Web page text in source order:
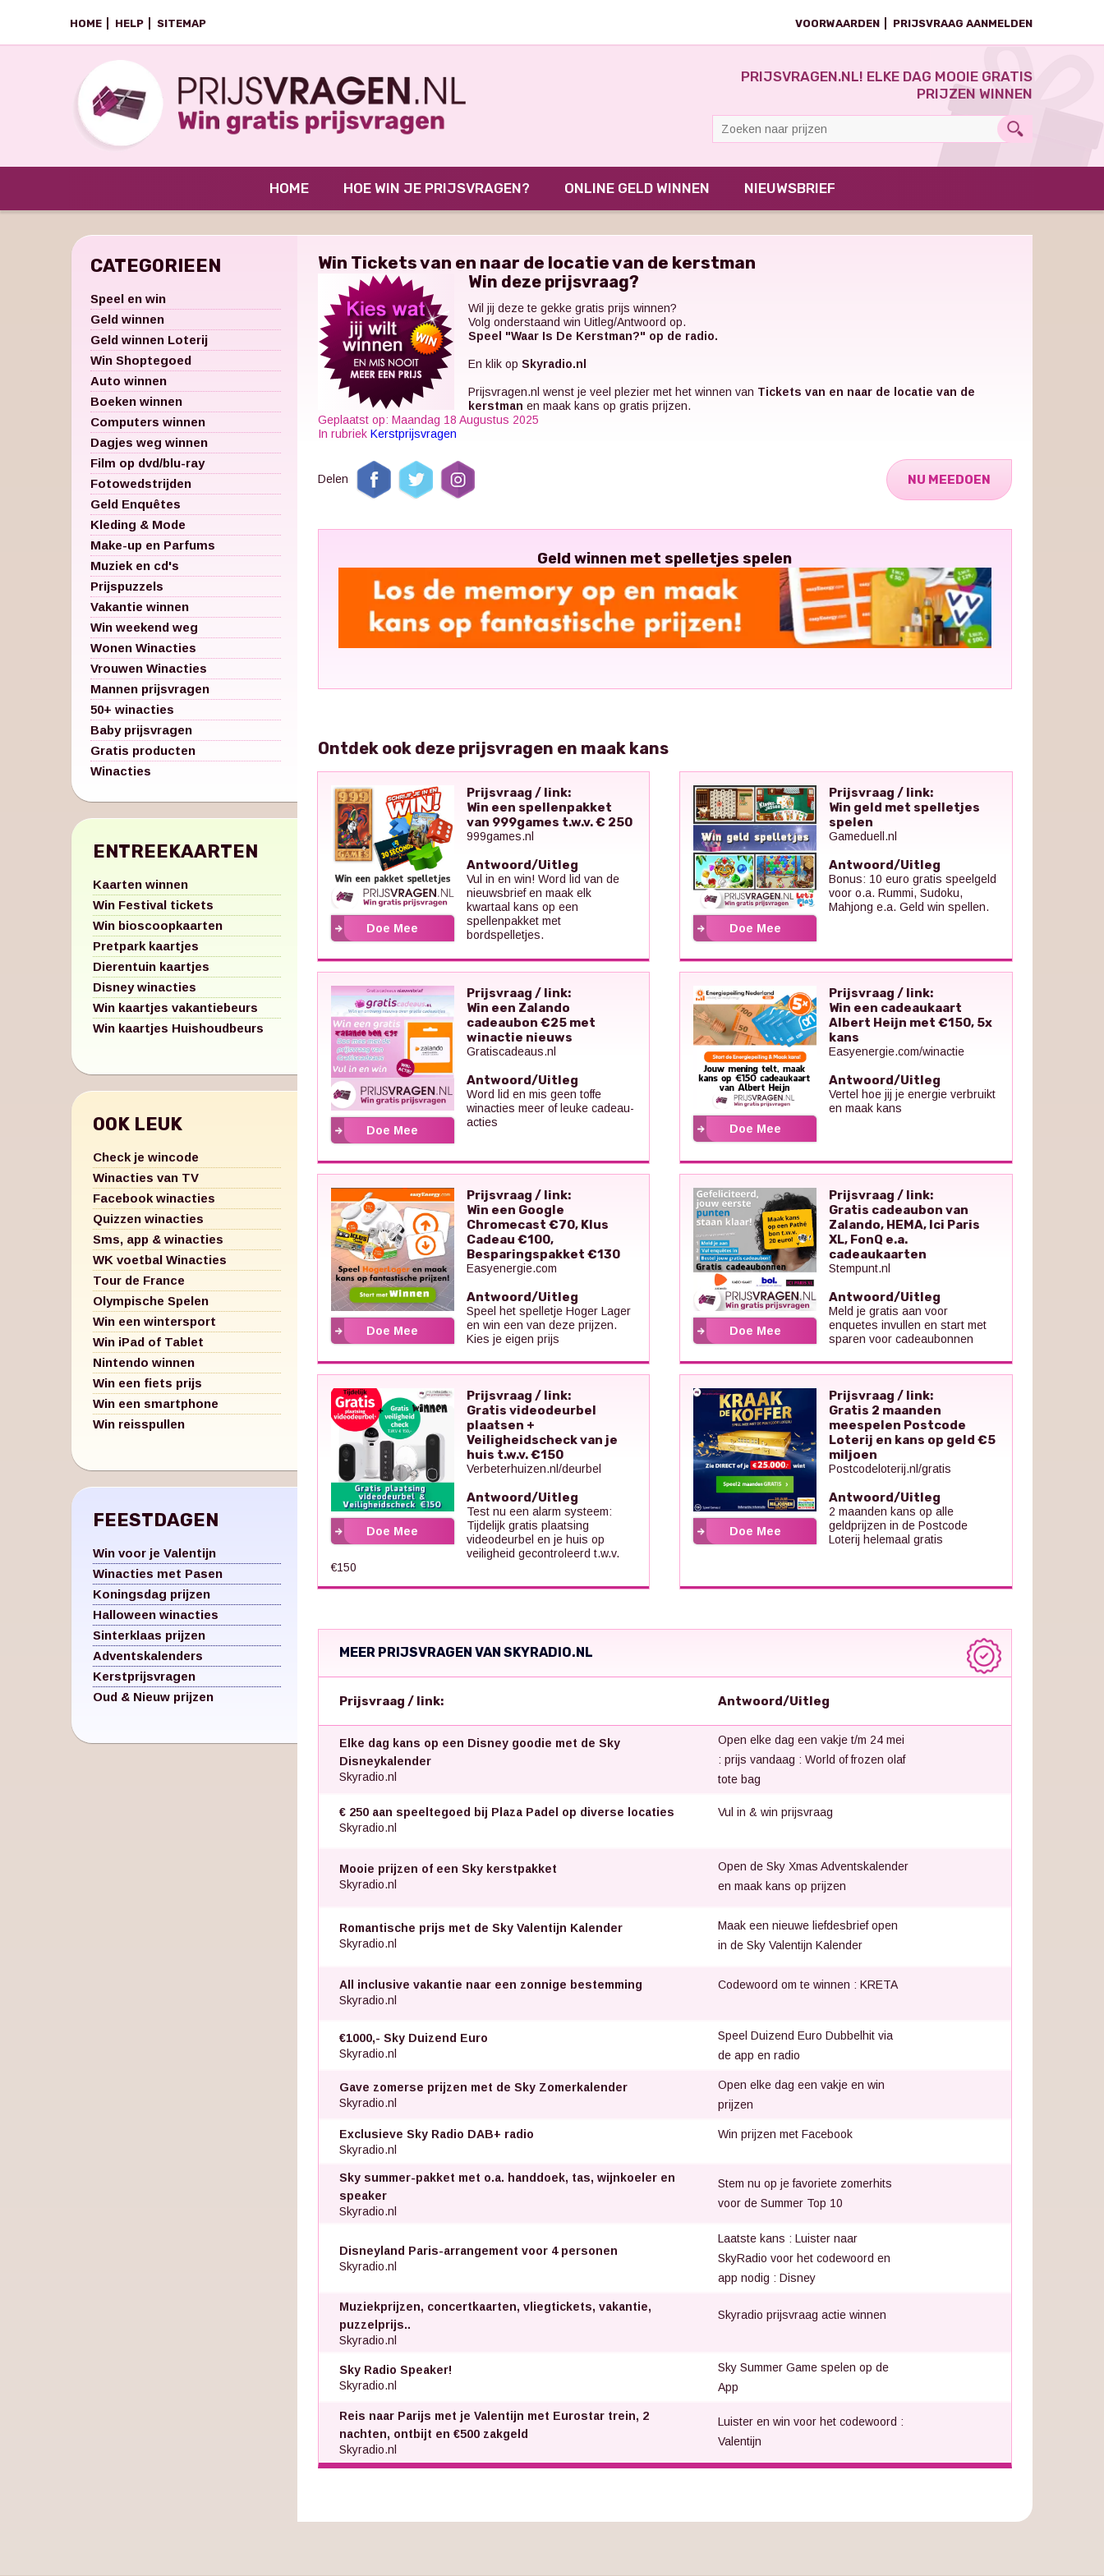
HOME HELP SITEMAP VOORWAARDEN PRIJSVRAAG AANMELDEN
PRIJSVRAGEN.NL! ELKE DAG MOOIE GRATIS
PRIJZEN WINNEN
HOME HOE WIN JE PRIJSVRAGEN? ONLINE GELD WINNEN NIEUWSBRIEF
CATEGORIEEN
Speel en win
Geld winnen
Geld winnen Loterij
Win Shoptegoed
Auto winnen
Boeken winnen
Computers winnen
Dagjes weg winnen
Film op dvd/blu-ray
Fotowedstrijden
Geld Enquêtes
Kleding & Mode
Make-up en Parfums
Muziek en cd's
Prijspuzzels
Vakantie winnen
Win weekend weg
Wonen Winacties
Vrouwen Winacties
Mannen prijsvragen
50+ winacties
Baby prijsvragen
Gratis producten
Winacties
ENTREEKAARTEN
Kaarten winnen
Win Festival tickets
Win bioscoopkaarten
Pretpark kaartjes
Dierentuin kaartjes
Disney winacties
Win kaartjes vakantiebeurs
Win kaartjes Huishoudbeurs
OOK LEUK
Check je wincode
Winacties van TV
Facebook winacties
Quizzen winacties
Sms, app & winacties
WK voetbal Winacties
Tour de France
Olympische Spelen
Win een wintersport
Win iPad of Tablet
Nintendo winnen
Win een fiets prijs
Win een smartphone
Win reisspullen
FEESTDAGEN
Win voor je Valentijn
Winacties met Pasen
Koningsdag prijzen
Halloween winacties
Sinterklaas prijzen
Adventskalenders
Kerstprijsvragen
Oud & Nieuw prijzen
Win Tickets van en naar de locatie van de kerstman
Win deze prijsvraag?
Wil jij deze te gekke gratis prijs winnen?
Volg onderstaand win Uitleg/Antwoord op.
Speel "Waar Is De Kerstman?" op de radio.
En klik op Skyradio.nl
Prijsvragen.nl wenst je veel plezier met het winnen van Tickets van en naar de locatie van de
kerstman en maak kans op gratis prijzen.
Geplaatst op: Maandag 18 Augustus 2025
In rubriek Kerstprijsvragen
Delen NU MEEDOEN
Geld winnen met spelletjes spelen
Ontdek ook deze prijsvragen en maak kans
Doe Mee
Prijsvraag / link:
Win een spellenpakket
van 999games t.w.v. € 250
999games.nl
Antwoord/Uitleg
Vul in en win! Word lid van de
nieuwsbrief en maak elk
kwartaal kans op een
spellenpakket met
bordspelletjes.
Doe Mee
Prijsvraag / link:
Win geld met spelletjes
spelen
Gameduell.nl
Antwoord/Uitleg
Bonus: 10 euro gratis speelgeld
voor o.a. Rummi, Sudoku,
Mahjong e.a. Geld win spellen.
Doe Mee
Prijsvraag / link:
Win een Zalando
cadeaubon €25 met
winactie nieuws
Gratiscadeaus.nl
Antwoord/Uitleg
Word lid en mis geen toffe
winacties meer of leuke cadeau-
acties
Doe Mee
Prijsvraag / link:
Win een cadeaukaart
Albert Heijn met €150, 5x
kans
Easyenergie.com/winactie
Antwoord/Uitleg
Vertel hoe jij je energie verbruikt
en maak kans
Doe Mee
Prijsvraag / link:
Win een Google
Chromecast €70, Klus
Cadeau €100,
Besparingspakket €130
Easyenergie.com
Antwoord/Uitleg
Speel het spelletje Hoger Lager
en win een van deze prijzen.
Kies je eigen prijs
Doe Mee
Prijsvraag / link:
Gratis cadeaubon van
Zalando, HEMA, Ici Paris
XL, FonQ e.a.
cadeaukaarten
Stempunt.nl
Antwoord/Uitleg
Meld je gratis aan voor
enquetes invullen en start met
sparen voor cadeaubonnen
Doe Mee
Prijsvraag / link:
Gratis videodeurbel
plaatsen +
Veiligheidscheck van je
huis t.w.v. €150
Verbeterhuizen.nl/deurbel
Antwoord/Uitleg
Test nu een alarm systeem:
Tijdelijk gratis plaatsing
videodeurbel en je huis op
veiligheid gecontroleerd t.w.v.
€150
Doe Mee
Prijsvraag / link:
Gratis 2 maanden
meespelen Postcode
Loterij en kans op geld €5
miljoen
Postcodeloterij.nl/gratis
Antwoord/Uitleg
2 maanden kans op alle
geldprijzen in de Postcode
Loterij helemaal gratis
MEER PRIJSVRAGEN VAN SKYRADIO.NL
Prijsvraag / link: Antwoord/Uitleg
Elke dag kans op een Disney goodie met de Sky
Disneykalender
Skyradio.nl
Open elke dag een vakje t/m 24 mei
: prijs vandaag : World of frozen olaf
tote bag
€ 250 aan speeltegoed bij Plaza Padel op diverse locaties
Skyradio.nl
Vul in & win prijsvraag
Mooie prijzen of een Sky kerstpakket
Skyradio.nl
Open de Sky Xmas Adventskalender
en maak kans op prijzen
Romantische prijs met de Sky Valentijn Kalender
Skyradio.nl
Maak een nieuwe liefdesbrief open
in de Sky Valentijn Kalender
All inclusive vakantie naar een zonnige bestemming
Skyradio.nl
Codewoord om te winnen : KRETA
€1000,- Sky Duizend Euro
Skyradio.nl
Speel Duizend Euro Dubbelhit via
de app en radio
Gave zomerse prijzen met de Sky Zomerkalender
Skyradio.nl
Open elke dag een vakje en win
prijzen
Exclusieve Sky Radio DAB+ radio
Skyradio.nl
Win prijzen met Facebook
Sky summer-pakket met o.a. handdoek, tas, wijnkoeler en
speaker
Skyradio.nl
Stem nu op je favoriete zomerhits
voor de Summer Top 10
Disneyland Paris-arrangement voor 4 personen
Skyradio.nl
Laatste kans : Luister naar
SkyRadio voor het codewoord en
app nodig : Disney
Muziekprijzen, concertkaarten, vliegtickets, vakantie,
puzzelprijs..
Skyradio.nl
Skyradio prijsvraag actie winnen
Sky Radio Speaker!
Skyradio.nl
Sky Summer Game spelen op de
App
Reis naar Parijs met je Valentijn met Eurostar trein, 2
nachten, ontbijt en €500 zakgeld
Skyradio.nl
Luister en win voor het codewoord :
Valentijn